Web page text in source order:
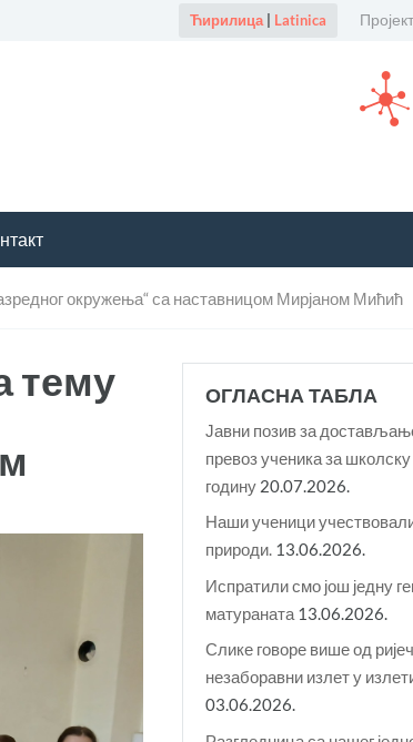
Ћирилица| Latinica
окружења“ са наставницом Мирјаном Мићић
тему
ОГЛАСНА ТАБЛА
Јавни позив за
превоз ученика за
годину 20.07.2026.
Наши ученици
природи. 13.06.2026.
Испратили смо још једну
матураната 13.06.2026.
Слике говоре више од
незаборавни излет у
03.06.2026.